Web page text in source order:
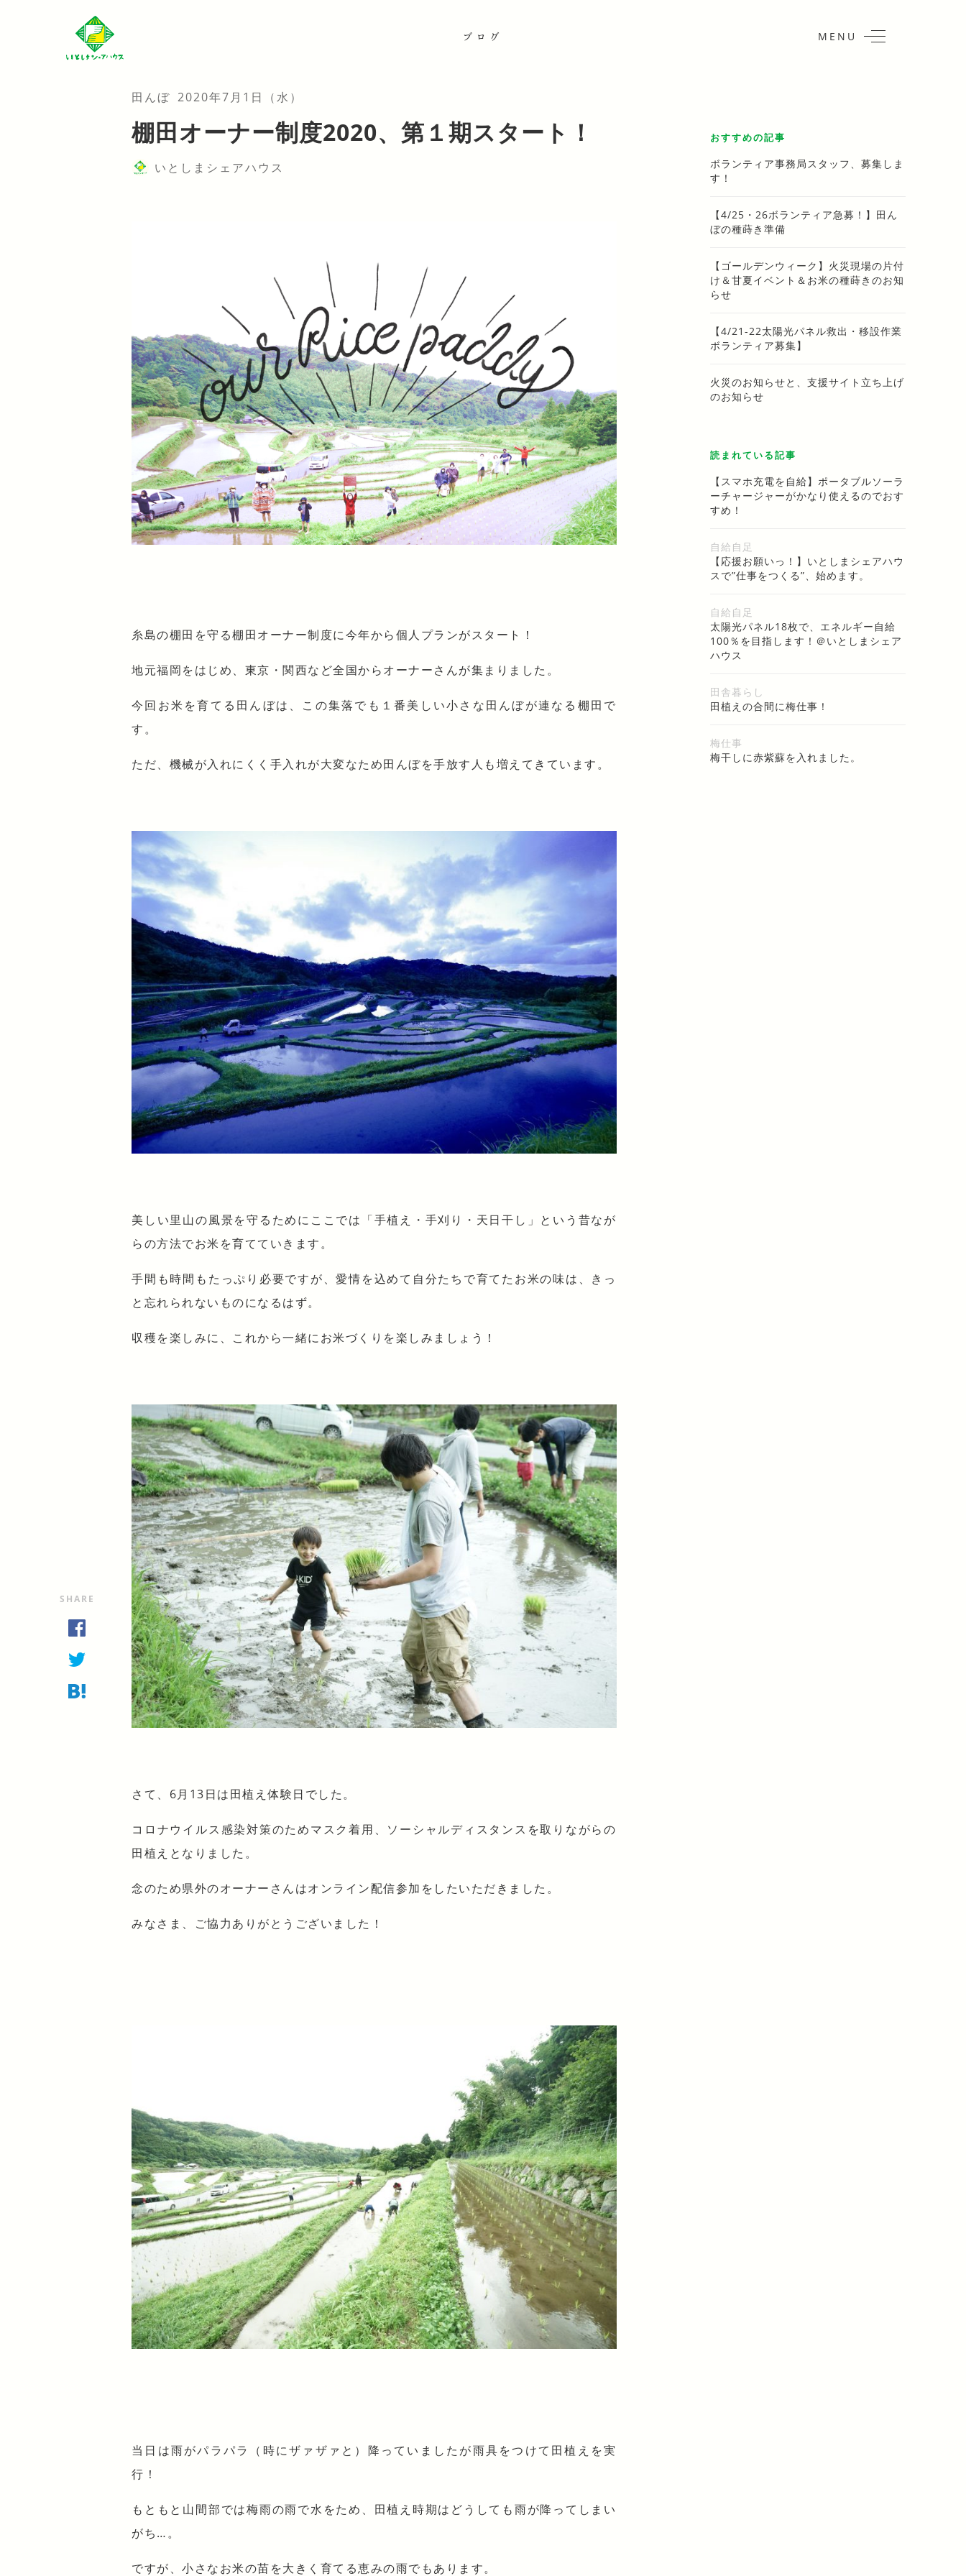
ブログ MENU
SHARE
田んぼ 2020年7月1日（水）
棚田オーナー制度2020、第１期スタート！
いとしまシェアハウス
糸島の棚田を守る棚田オーナー制度に今年から個人プランがスタート！
地元福岡をはじめ、東京・関西など全国からオーナーさんが集まりました。
今回お米を育てる田んぼは、この集落でも１番美しい小さな田んぼが連なる棚田で
す。
ただ、機械が入れにくく手入れが大変なため田んぼを手放す人も増えてきています。
美しい里山の風景を守るためにここでは「手植え・手刈り・天日干し」という昔なが
らの方法でお米を育てていきます。
手間も時間もたっぷり必要ですが、愛情を込めて自分たちで育てたお米の味は、きっ
と忘れられないものになるはず。
収穫を楽しみに、これから一緒にお米づくりを楽しみましょう！
さて、6月13日は田植え体験日でした。
コロナウイルス感染対策のためマスク着用、ソーシャルディスタンスを取りながらの
田植えとなりました。
念のため県外のオーナーさんはオンライン配信参加をしたいただきました。
みなさま、ご協力ありがとうございました！
当日は雨がパラパラ（時にザァザァと）降っていましたが雨具をつけて田植えを実
行！
もともと山間部では梅雨の雨で水をため、田植え時期はどうしても雨が降ってしまい
がち…。
ですが、小さなお米の苗を大きく育てる恵みの雨でもあります。
おすすめの記事
ボランティア事務局スタッフ、募集しま
す！
【4/25・26ボランティア急募！】田ん
ぼの種蒔き準備
【ゴールデンウィーク】火災現場の片付
け＆甘夏イベント＆お米の種蒔きのお知
らせ
【4/21-22太陽光パネル救出・移設作業
ボランティア募集】
火災のお知らせと、支援サイト立ち上げ
のお知らせ
読まれている記事
【スマホ充電を自給】ポータブルソーラ
ーチャージャーがかなり使えるのでおす
すめ！
自給自足
【応援お願いっ！】いとしまシェアハウ
スで”仕事をつくる”、始めます。
自給自足
太陽光パネル18枚で、エネルギー自給
100％を目指します！＠いとしまシェア
ハウス
田舎暮らし
田植えの合間に梅仕事！
梅仕事
梅干しに赤紫蘇を入れました。